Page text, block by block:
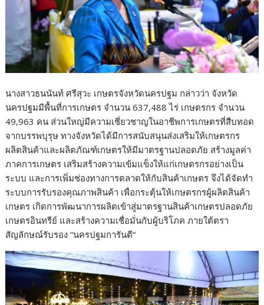
นางสาวธนนันท์ ศรีสุวะ เกษตรจังหวัดนครปฐม กล่าวว่า จังหวัด
นครปฐมมีพื้นที่การเกษตร จำนวน 637,488ไร่ เกษตรกร จำนวน
49,963 คน ส่วนใหญ่มีความเชี่ยวชาญในอาชีพการเกษตรที่สืบทอด
จากบรรพบุรุษ ทางจังหวัดได้มีการสนับสนุนส่งเสริมให้เกษตรกร
ผลิตสินค้าและผลิตภัณฑ์เกษตรให้มีมาตรฐานปลอดภัย สร้างมูลค่า
ภาคการเกษตร เสริมสร้างความเข้มแข็งให้แก่เกษตรกรอย่างเป็น
ระบบ และการเพิ่มช่องทางการตลาดให้กับสินค้าเกษตร จึงได้จัดทำ
ระบบการรับรองคุณภาพสินค้า เพื่อกระตุ้นให้เกษตรกรผู้ผลิตสินค้า
เกษตร เกิดการพัฒนาการผลิตเข้าสู่มาตรฐานสินค้าเกษตรปลอดภัย
เกษตรอินทรีย์ และสร้างความเชื่อมั่นกับผู้บริโภค ภายใต้ตรา
สัญลักษณ์รับรอง “นครปฐมการันตี“